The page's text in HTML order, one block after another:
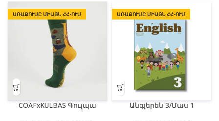
ԱՌԱՔՈՒՄԸ ՄԻԱՅՆ ՀՀ-ՈՒՄ
COAFxKULBAS Գուլպա
ԱՌԱՔՈՒՄԸ ՄԻԱՅՆ ՀՀ-ՈՒՄ
Անգլերեն 3/Մաս 1